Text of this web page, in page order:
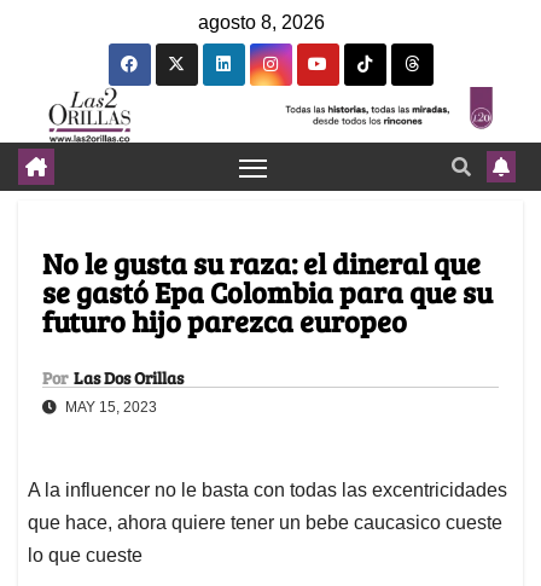
agosto 8, 2026
No le gusta su raza: el dineral que
se gastó Epa Colombia para que su
futuro hijo parezca europeo
Por Las Dos Orillas
MAY 15, 2023
A la influencer no le basta con todas las excentricidades
que hace, ahora quiere tener un bebe caucasico cueste
lo que cueste